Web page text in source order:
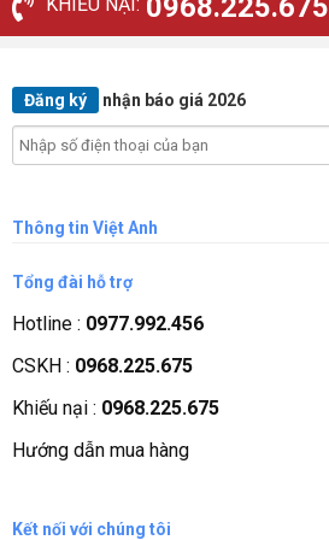
0968.225.675
Đăng ký nhận báo giá 2026
Thông tin Việt Anh
Giới thiệu công ty
Tầm nhìn sứ mệnh
Quá trình phát triển
Các chứng nhận
Liên hệ, góp ý
Tổng đài hỗ trợ
Hotline : 0977.992.456
CSKH : 0968.225.675
Khiếu nại : 0968.225.675
Hướng dẫn mua hàng
Kết nối với chúng tôi